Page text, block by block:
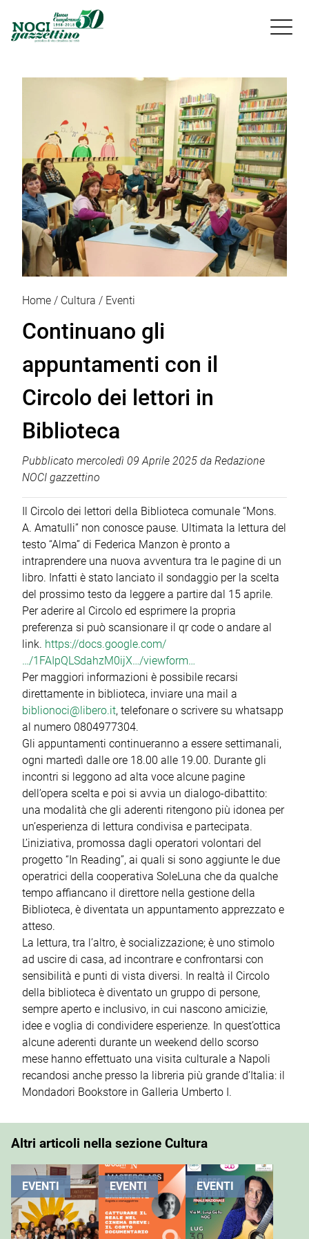

Home Cultura Eventi
Continuano gli
appuntamenti con il
Circolo dei lettori in
Biblioteca
Pubblicato mercoledì 09 Aprile 2025 da Redazione
NOCI gazzettino
Il Circolo dei lettori della Biblioteca comunale “Mons.
A. Amatulli” non conosce pause. Ultimata la lettura del
testo “Alma” di Federica Manzon è pronto a
intraprendere una nuova avventura tra le pagine di un
libro. Infatti è stato lanciato il sondaggio per la scelta
del prossimo testo da leggere a partire dal 15 aprile.
Per aderire al Circolo ed esprimere la propria
preferenza si può scansionare il qr code o andare al
link. https://docs.google.com/
…/1FAIpQLSdahzM0ijX…/viewform…
Per maggiori informazioni è possibile recarsi
direttamente in biblioteca, inviare una mail a
biblionoci@libero.it, telefonare o scrivere su whatsapp
al numero 0804977304.
Gli appuntamenti continueranno a essere settimanali,
ogni martedì dalle ore 18.00 alle 19.00. Durante gli
incontri si leggono ad alta voce alcune pagine
dell’opera scelta e poi si avvia un dialogo-dibattito:
una modalità che gli aderenti ritengono più idonea per
un’esperienza di lettura condivisa e partecipata.
L’iniziativa, promossa dagli operatori volontari del
progetto “In Reading”, ai quali si sono aggiunte le due
operatrici della cooperativa SoleLuna che da qualche
tempo affiancano il direttore nella gestione della
Biblioteca, è diventata un appuntamento apprezzato e
atteso.
La lettura, tra l’altro, è socializzazione; è uno stimolo
ad uscire di casa, ad incontrare e confrontarsi con
sensibilità e punti di vista diversi. In realtà il Circolo
della biblioteca è diventato un gruppo di persone,
sempre aperto e inclusivo, in cui nascono amicizie,
idee e voglia di condividere esperienze. In quest’ottica
alcune aderenti durante un weekend dello scorso
mese hanno effettuato una visita culturale a Napoli
recandosi anche presso la libreria più grande d’Italia: il
Mondadori Bookstore in Galleria Umberto I.
Altri articoli nella sezione Cultura
EVENTI EVENTI EVENTI